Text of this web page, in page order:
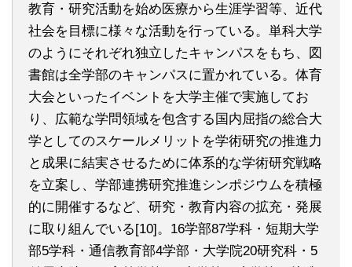
教育・研究活動を始め医療から生涯学習等、近代
社会を目標に様々な活動を行っている。単科大学
のようにそれぞれ独立したキャンパスをもち、図
書館は全学部のキャンパスに置かれている。体育
大会といったイベントを大学主催で実施してお
り、広範な学問領域を包含する国内屈指の総合大
学としてのスケールメリットを学術研究の推進力
と成果に結実させるために体系的な学術研究戦略
を立案し、学部連携研究推進シンポジウムを積極
的に開催するなど、研究・教育内容の拡充・発展
に取り組んでいる[10]。16学部87学科・短期大学
部5学科・通信教育部4学部・大学院20研究科・5